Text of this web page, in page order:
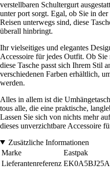
verstellbaren Schultergurt
unter port sorgt. Egal, ob Sie in
Reisen unterwegs sind, diese
überall hinbringt.
Ihr vielseitiges und elegantes
Accessoire für jedes Outfit. Ob
diese Tasche passt sich Ihrem Stil
verschiedenen Farben erhältlich,
werden.
Alles in allem ist die
tous alle, die eine praktische,
Lassen Sie sich von nichts mehr
dieses unverzichtbare Accessoire
Zusätzliche Informationen
Marke
Eastpak
Lieferantenreferenz